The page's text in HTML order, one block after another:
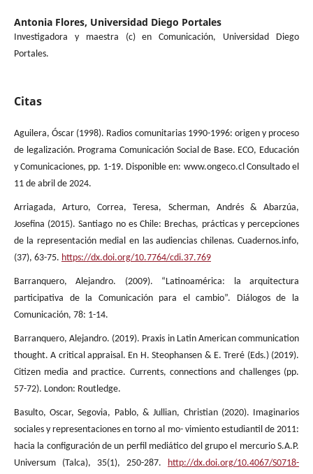
Antonia Flores, Universidad Diego Portales
Investigadora y maestra (c) en Comunicación, Universidad Diego
Portales.
Citas
Aguilera, Óscar (1998). Radios comunitarias 1990-1996: origen y proceso
de legalización. Programa Comunicación Social de Base. ECO, Educación
y Comunicaciones, pp. 1-19. Disponible en: www.ongeco.cl Consultado el
11 de abril de 2024.
Arriagada, Arturo, Correa, Teresa, Scherman, Andrés & Abarzúa,
Josefina (2015). Santiago no es Chile: Brechas, prácticas y percepciones
de la representación medial en las audiencias chilenas. Cuadernos.info,
(37), 63-75. https://dx.doi.org/10.7764/cdi.37.769
Barranquero, Alejandro. (2009). “Latinoamérica: la arquitectura
participativa de la Comunicación para el cambio”. Diálogos de la
Comunicación, 78: 1-14.
Barranquero, Alejandro. (2019). Praxis in Latin American communication
thought. A critical appraisal. En H. Steophansen & E. Treré (Eds.) (2019).
Citizen media and practice. Currents, connections and challenges (pp.
57-72). London: Routledge.
Basulto, Oscar, Segovia, Pablo, & Jullian, Christian (2020). Imaginarios
sociales y representaciones en torno al mo- vimiento estudiantil de 2011:
hacia la configuración de un perfil mediático del grupo el mercurio S.A.P.
Universum (Talca), 35(1), 250-287. http://dx.doi.org/10.4067/S0718-